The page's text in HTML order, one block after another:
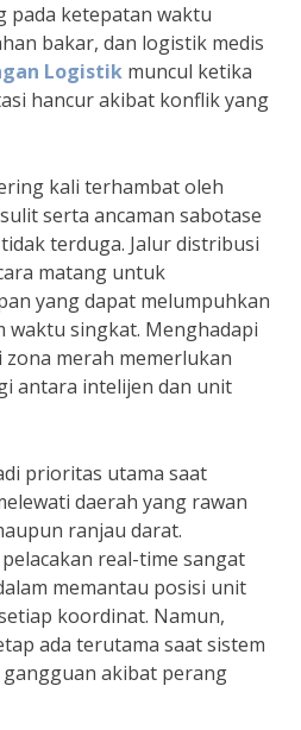
pada ketepatan waktu
bakar, dan logistik medis
Logistik muncul ketika
hancur akibat konflik yang
kali terhambat oleh
serta ancaman sabotase
terduga. Jalur distribusi
matang untuk
yang dapat melumpuhkan
waktu singkat. Menghadapi
zona merah memerlukan
antara intelijen dan unit
prioritas utama saat
daerah yang rawan
ranjau darat.
real-time sangat
memantau posisi unit
koordinat. Namun,
ada terutama saat sistem
akibat perang